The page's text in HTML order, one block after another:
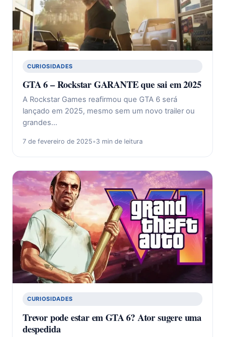
CURIOSIDADES
GTA 6 – Rockstar GARANTE que sai em 2025
A Rockstar Games reafirmou que GTA 6 será
lançado em 2025, mesmo sem um novo trailer ou
grandes…
7 de fevereiro de 2025•3 min de leitura
CURIOSIDADES
Trevor pode estar em GTA 6? Ator sugere uma
despedida